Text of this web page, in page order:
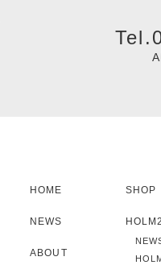
HOME
NEWS
ABOUT
SHOP